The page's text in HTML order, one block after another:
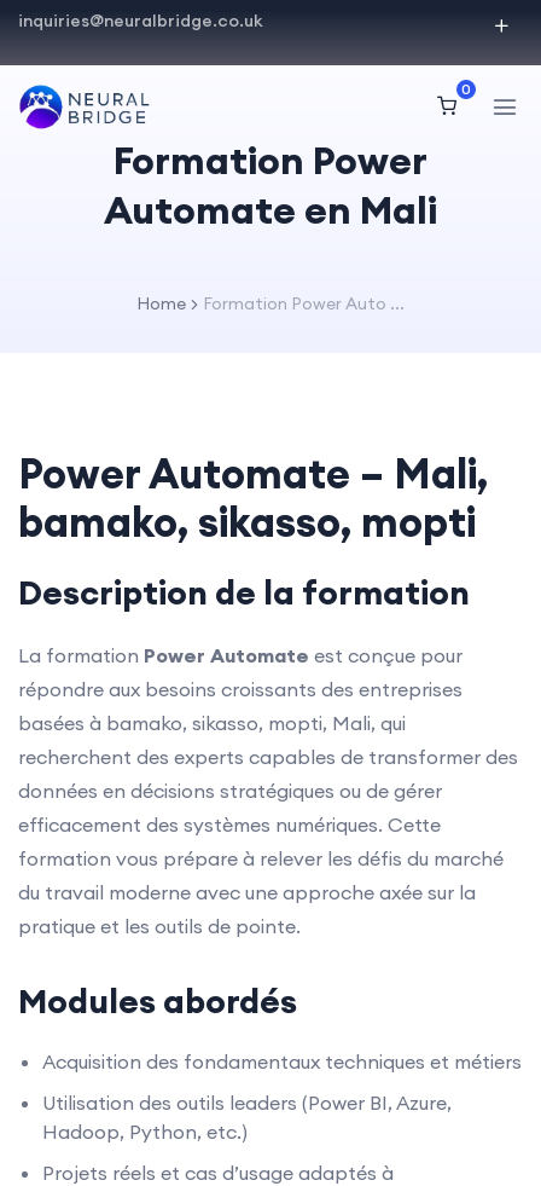
inquiries@neuralbridge.co.uk
0
Formation Power
Automate en Mali
Home Formation Power Auto ...
Power Automate – Mali,
bamako, sikasso, mopti
Description de la formation
La formation Power Automate est conçue pour
répondre aux besoins croissants des entreprises
basées à bamako, sikasso, mopti, Mali, qui
recherchent des experts capables de transformer des
données en décisions stratégiques ou de gérer
efficacement des systèmes numériques. Cette
formation vous prépare à relever les défis du marché
du travail moderne avec une approche axée sur la
pratique et les outils de pointe.
Modules abordés
Acquisition des fondamentaux techniques et métiers
Utilisation des outils leaders (Power BI, Azure,
Hadoop, Python, etc.)
Projets réels et cas d’usage adaptés à